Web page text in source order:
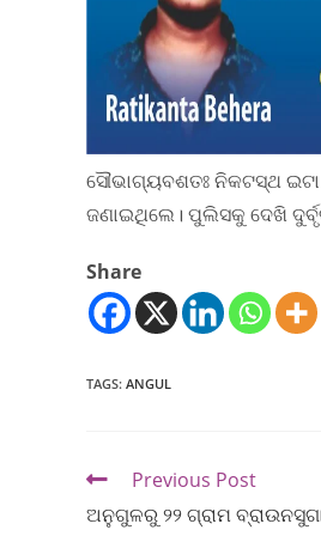
ସୌଭାଗ୍ୟବଶତଃ ନିକଟସ୍ଥ
ଜଣାଇଥିଲେ। ପୁଲିସକୁ ଦେଖି
Share
TAGS: ANGUL
Previous Post
ଅନୁଗୁଳରୁ ୨୨ ଗ୍ରାମ